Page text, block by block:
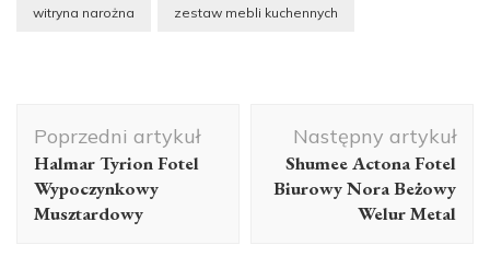
witryna narożna zestaw mebli kuchennych
wpisu
Poprzedni artykuł
Halmar Tyrion Fotel
Wypoczynkowy
Musztardowy
Następny artykuł
Shumee Actona Fotel
Biurowy Nora Beżowy
Welur Metal